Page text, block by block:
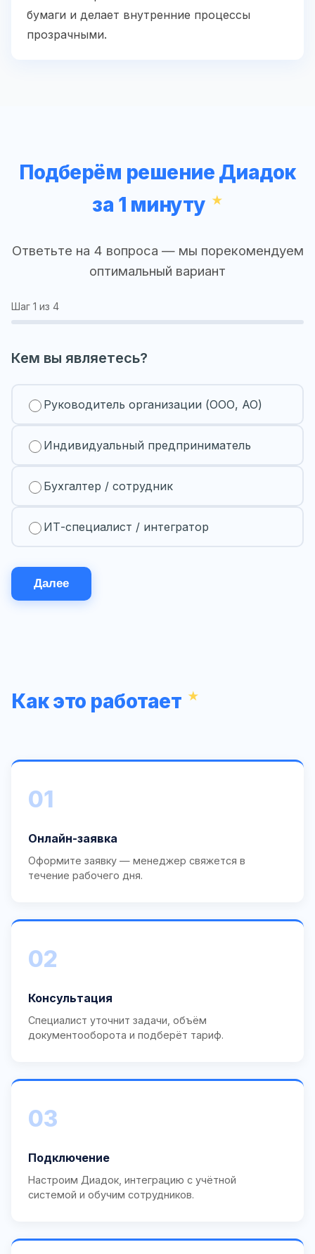
бумаги и делает внутренние процессы
прозрачными.
Подберём решение Диадок
за 1 минуту
Ответьте на 4 вопроса — мы порекомендуем
оптимальный вариант
Шаг 1 из 4
Кем вы являетесь?
Руководитель организации (ООО, АО)
Индивидуальный предприниматель
Бухгалтер / сотрудник
ИТ-специалист / интегратор
Далее
Как это работает
01
Онлайн-заявка
Оформите заявку — менеджер свяжется в
течение рабочего дня.
02
Консультация
Специалист уточнит задачи, объём
документооборота и подберёт тариф.
03
Подключение
Настроим Диадок, интеграцию с учётной
системой и обучим сотрудников.